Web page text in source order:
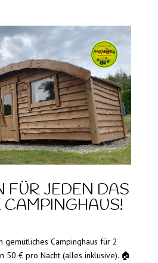
FÜR JEDEN DAS
gemütliches Campinghaus für 2
50 € pro Nacht (alles inklusive). 🏠